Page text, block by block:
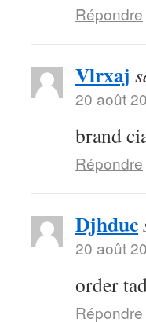
Répondre
Vlrxaj
20 août
brand
Répondre
Djhduc
20 août
order
Répondre